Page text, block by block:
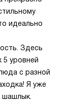
идеально
Здесь
уровней
с разной
Я уже
шашлык.